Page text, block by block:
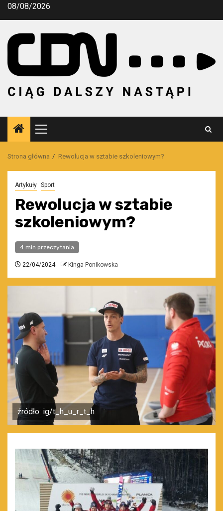
Przejdź
08/08/2026
Menu
główne
Strona główna Rewolucja w sztabie szkoleniowym?
Artykuły Sport
Rewolucja w sztabie
szkoleniowym?
4 min przeczytania
22/04/2024 Kinga Ponikowska
źródło: ig/t_h_u_r_t_h